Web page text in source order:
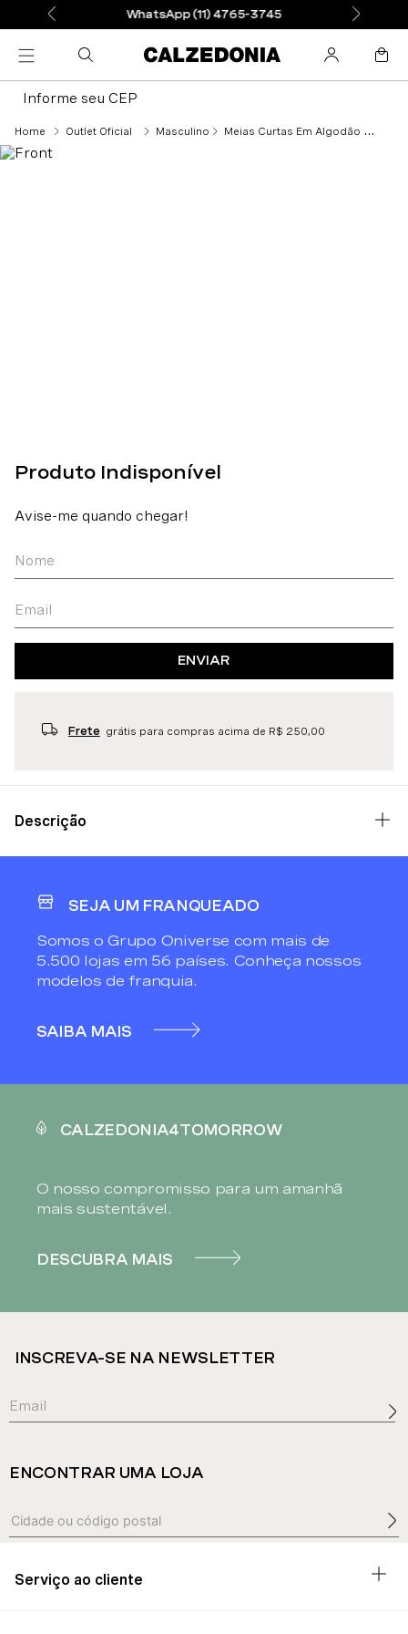
WhatsApp (11) 4765-3745
Informe seu CEP
Outlet Oficial Masculino Meias Curtas Em Algodão Elástico - Marrom
ENVIAR
Frete grátis para compras acima de R$ 250,00
Descrição
SEJA UM FRANQUEADO
Somos o Grupo Oniverse com mais de
5.500 lojas em 56 países. Conheça nossos
modelos de franquia.
SAIBA MAIS
CALZEDONIA4TOMORROW
O nosso compromisso para um amanhã
mais sustentável.
DESCUBRA MAIS
INSCREVA-SE NA NEWSLETTER
ENCONTRAR UMA LOJA
Serviço ao cliente